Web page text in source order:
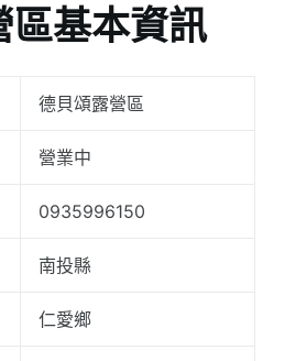
區基本資訊
德貝頌露營區
營業中
0935996150
南投縣
仁愛鄉